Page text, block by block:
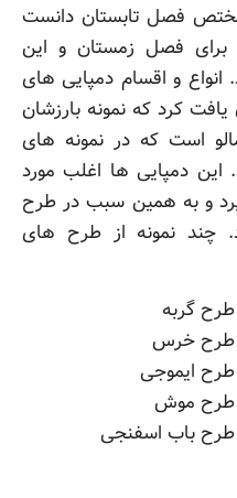
فصل تابستان دانست
برای فصل زمستان و این
انواع و اقسام دمپایی های
یافت کرد که نمونه بارزشان
است که در نمونه های
این دمپایی ها اغلب مورد
و به همین سبب در طرح
چند نمونه از طرح های
گربه
طرح خرس
ایموجی
طرح موش
طرح باب اسفنجی